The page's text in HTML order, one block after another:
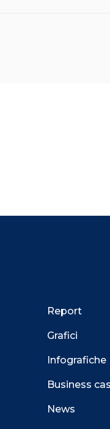
Report
Grafici
Infografiche
Business
News